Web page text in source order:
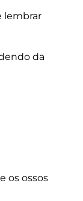
lembrar
da
os ossos